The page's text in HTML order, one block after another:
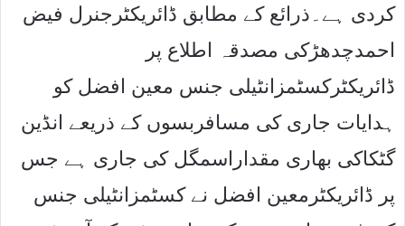
کردی ہے۔ذرائع کے مطابق ڈائریکٹرجنرل فیض
احمدچدھڑکی مصدقہ اطلاع پر
ڈائریکٹرکسٹمزانٹیلی جنس معین افضل کو
ہدایات جاری کی مسافربسوں کے ذریعے انڈین
گٹکاکی بھاری مقداراسمگل کی جاری ہے جس
پر ڈائریکٹرمعین افضل نے کسٹمزانٹیلی جنس